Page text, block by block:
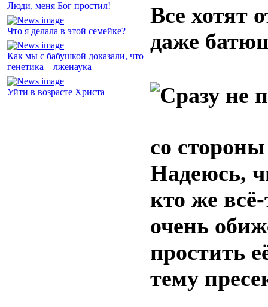
Люди, меня Бог простил!
Что я делала в этой семейке?
Как мы с бабушкой доказали, что
генетика – лженаука
Уйти в возрасте Христа
Все хотят
даже
со
Надеюсь,
кто же
очень
простить
тему